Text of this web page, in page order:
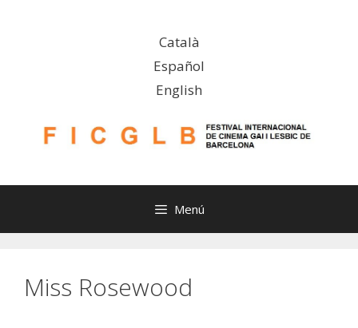
Català
Español
English
Menú
Miss Rosewood